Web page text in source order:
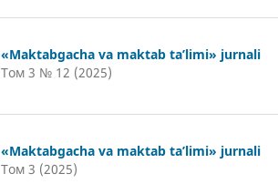
«Maktabgacha va maktab ta’limi» jurnali
Том 3 № 12 (2025)
«Maktabgacha va maktab ta’limi» jurnali
Том 3 (2025)